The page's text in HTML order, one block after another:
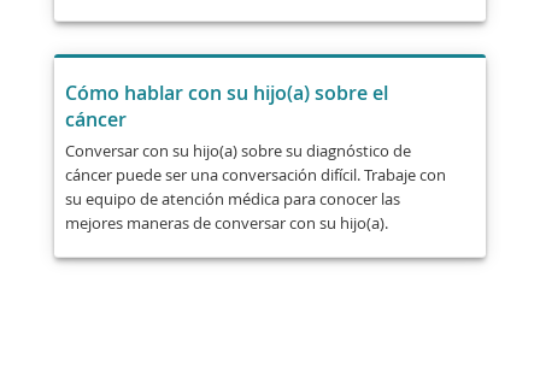
Cómo hablar con su hijo(a) sobre el
cáncer
Conversar con su hijo(a) sobre su diagnóstico de
cáncer puede ser una conversación difícil. Trabaje con
su equipo de atención médica para conocer las
mejores maneras de conversar con su hijo(a).